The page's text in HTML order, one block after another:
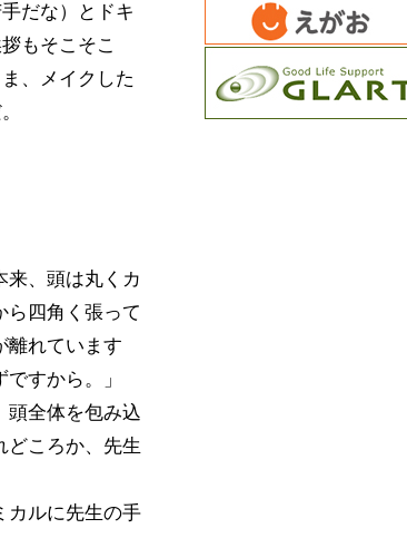
だな）とドキ
もそこそこ
、メイクした
、頭は丸くカ
ら四角く張って
離れています
すから。」
全体を包み込
どころか、先生
カルに先生の手